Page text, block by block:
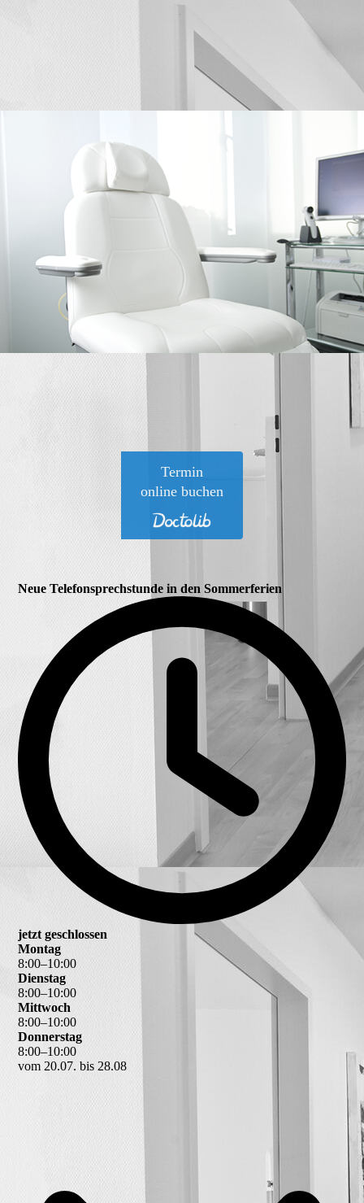
Neue Telefonsprechstunde in den Sommerferien
jetzt geschlossen
Montag
8:00–10:00
Dienstag
8:00–10:00
Mittwoch
8:00–10:00
Donnerstag
8:00–10:00
vom 20.07. bis 28.08